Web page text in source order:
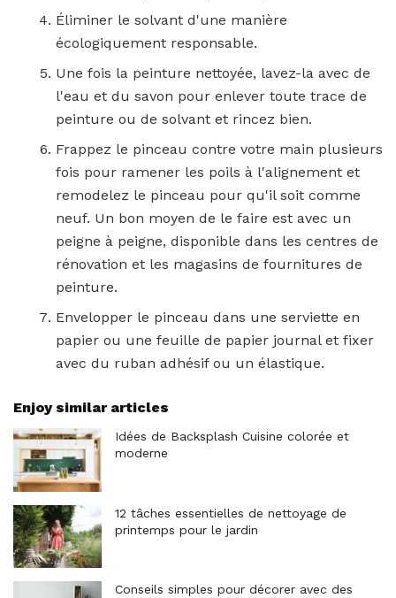
Éliminer le solvant d'une manière
écologiquement responsable.
Une fois la peinture nettoyée, lavez-la avec de
l'eau et du savon pour enlever toute trace de
peinture ou de solvant et rincez bien.
Frappez le pinceau contre votre main plusieurs
fois pour ramener les poils à l'alignement et
remodelez le pinceau pour qu'il soit comme
neuf. Un bon moyen de le faire est avec un
peigne à peigne, disponible dans les centres de
rénovation et les magasins de fournitures de
peinture.
Envelopper le pinceau dans une serviette en
papier ou une feuille de papier journal et fixer
avec du ruban adhésif ou un élastique.
Enjoy similar articles
Idées de Backsplash Cuisine colorée et
moderne
12 tâches essentielles de nettoyage de
printemps pour le jardin
Conseils simples pour décorer avec des